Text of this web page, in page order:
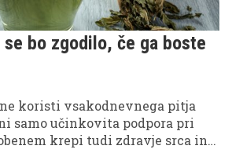
bo zgodilo, če ga boste
koristi vsakodnevnega pitja
samo učinkovita podpora pri
krepi tudi zdravje srca in